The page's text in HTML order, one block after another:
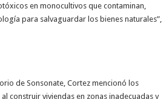
en monocultivos que contaminan,
para salvaguardar los bienes naturales”,
de Sonsonate, Cortez mencionó los
construir viviendas en zonas inadecuadas y